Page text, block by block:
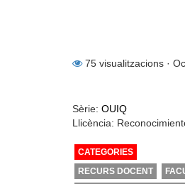
75 visualitzacions ·
Sèrie: OUIQ
Llicència:
CATEGORIES
RECURS DOCENT